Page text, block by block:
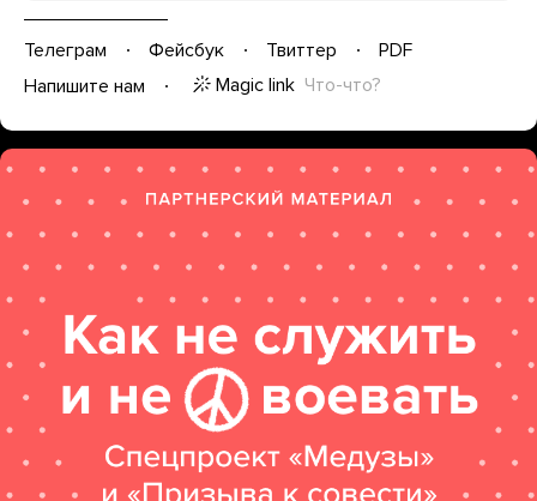
Телеграм Фейсбук Твиттер
PDF
Напишите нам
Magic link Что-что?